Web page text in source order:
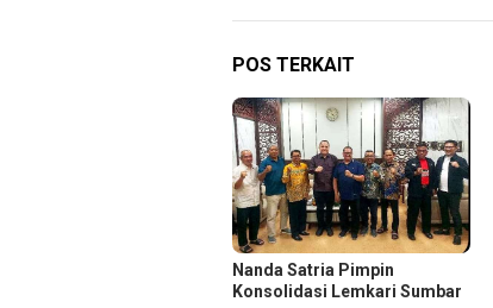
POS TERKAIT
Nanda Satria Pimpin
Konsolidasi Lemkari Sumbar